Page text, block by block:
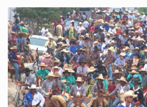
Pedro Geovar (PP) e a vice-prefeita
(NOVO)